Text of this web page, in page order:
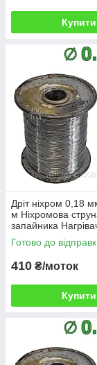
Купити
Дріт ніхром 0,18
м Ніхромова
запайника
Дроту х20н80
Готово до
410 ₴/моток
Купити